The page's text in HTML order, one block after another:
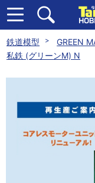
鉄道模型
GREEN
私鉄 (グリーンM) N